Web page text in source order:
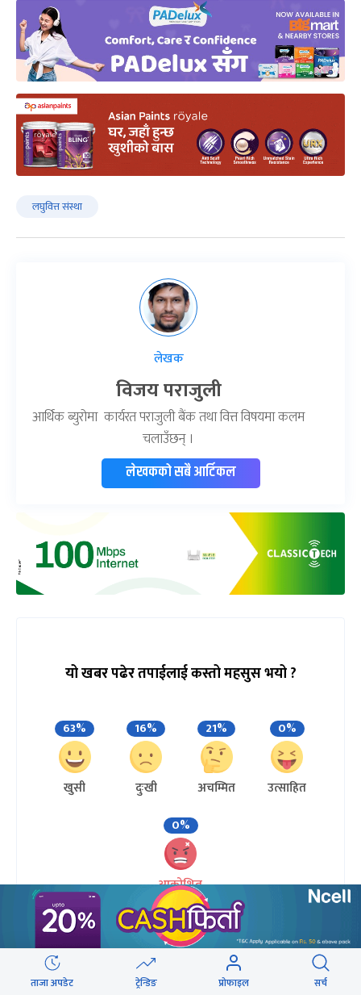
लघुवित्त संस्था
लेखक
विजय पराजुली
आर्थिक ब्युरोमा कार्यरत पराजुली बैंक तथा वित्त विषयमा कलम
चलाउँछन् ।
लेखकको सबै आर्टिकल
यो खबर पढेर तपाईलाई कस्तो महसुस भयो ?
63%
खुसी
16%
दुःखी
21%
अचम्मित
0%
उत्साहित
0%
आक्रोशित
ताजा अपडेट ट्रेन्डिङ प्रोफाइल सर्च